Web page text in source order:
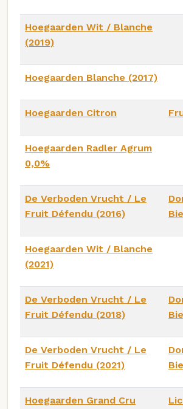
Hoegaarden Wit / Blanche
(2019)
Hoegaarden Blanche (2017)
Hoegaarden Citron
Hoegaarden Radler Agrum
0,0%
De Verboden Vrucht / Le
Fruit Défendu (2016)
Hoegaarden Wit / Blanche
(2021)
De Verboden Vrucht / Le
Fruit Défendu (2018)
De Verboden Vrucht / Le
Fruit Défendu (2021)
Hoegaarden Grand Cru